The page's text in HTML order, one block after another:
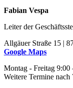
Fabian Vespa
Leiter der
Allgäuer Straße 15 |
Google Maps
Montag - Freitag 9:00
Weitere Termine nach